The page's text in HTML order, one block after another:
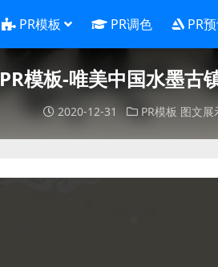
PR模板 PR调色 PR
PR模板-唯美中国水墨古
2020-12-31 PR模板 图文展